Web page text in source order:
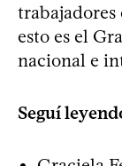
esto es el
nacional e
Seguí